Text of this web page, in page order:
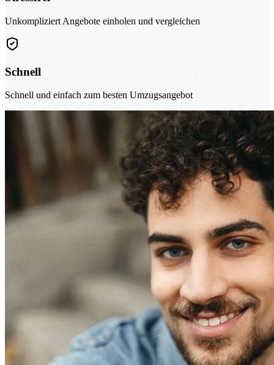
Unkompliziert Angebote einholen und vergleichen
Schnell
Schnell und einfach zum besten Umzugsangebot